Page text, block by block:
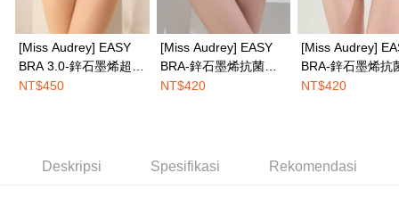
boleh melanjutkan tempoh pembayaran anda sebelum anda menerima
pesanan. Walau bagaimanapun, tiada jaminan bahawa anda boleh
prapesanan atau produk yang mungkin mengambil masa yang lebih
lama untuk dihantar). Oleh itu, anda dikehendaki membuat pembayaran
kepada AFTEE dalam tempoh sama ada anda menerima pesanan.
keputusan pensijilan dan semakan oleh AFTEE.
NT$100/pesanan | Penghantaran percuma untuk pesanan
NT$1,500 atau lebih
宅配
NT$100/pesanan | Penghantaran percuma untuk pesanan
Penghantaran percuma
[Miss Audrey] EASY
BRA 3.0-鋅石墨烯超包
覆無縫中腰三角內褲-
NT$450
[Miss Audrey] EASY
BRA-鋅石墨烯抗菌無
縫超彈力三角內褲-粉
NT$420
[Miss Audrey]
BRA-鋅石墨烯抗
縫超彈力三角內
NT$420
Deskripsi Spesifikasi Rekomendasi